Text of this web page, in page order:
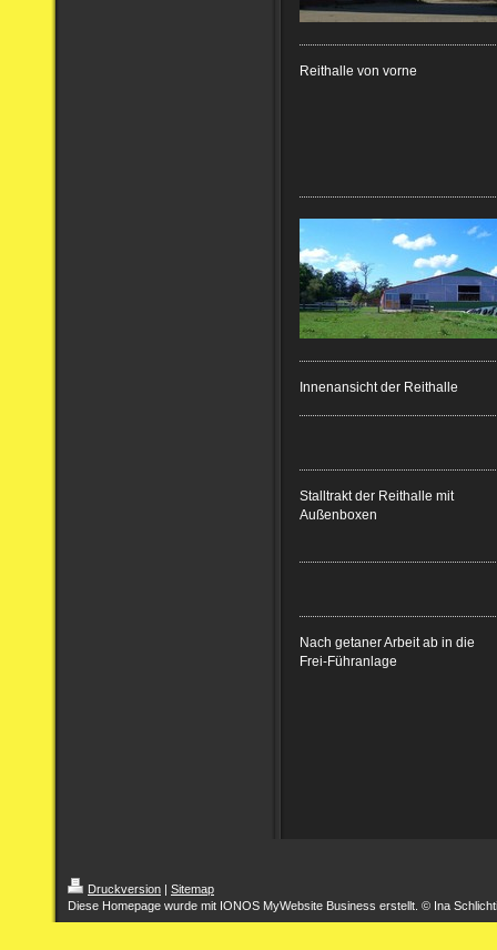
Reithalle von vorne
Innenansicht der Reithalle
Stalltrakt der Reithalle mit
Außenboxen
Nach getaner Arbeit ab in die
Frei-Führanlage
Druckversion | Sitemap
Diese Homepage wurde mit IONOS MyWebsite Business erstellt. © Ina